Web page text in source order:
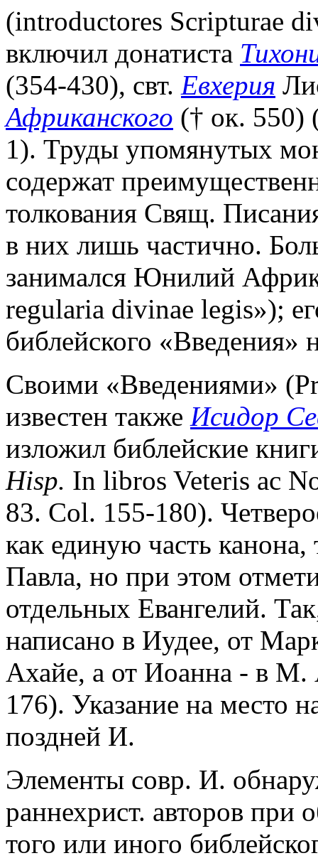
(introductores Scripturae
включил донатиста
(354-430), свт. Евхерия
Африканского († ок. 550)
1). Труды упомянутых
содержат
толкования Свящ.
в них лишь частично.
занимался Юнилий
regularia divinae legis»);
библейского «Введения»
Своими «Введениями»
известен также Исидор
изложил библейские
Hisp. In libros Veteris ac
83. Col. 155-180).
как единую часть
Павла, но при этом
отдельных Евангелий.
написано в Иудее, от
Ахайе, а от Иоанна - в
176). Указание на место
поздней И.
Элементы совр. И.
раннехрист. авторов при
того или иного